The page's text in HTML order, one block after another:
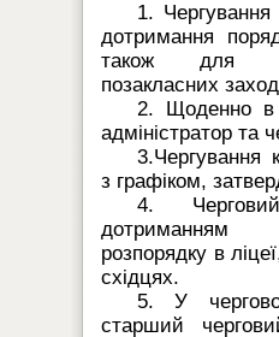
1.
дотримання
також для
позакласних
2. Щоденно в
адміністратор та
3.Чергування
з графіком,
4.
дотриманням
розпорядку в
східцях.
5. У
старший